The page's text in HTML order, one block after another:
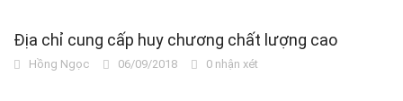
Địa chỉ cung cấp huy chương chất lượng cao
Hồng Ngọc 06/09/2018 0 nhận xét